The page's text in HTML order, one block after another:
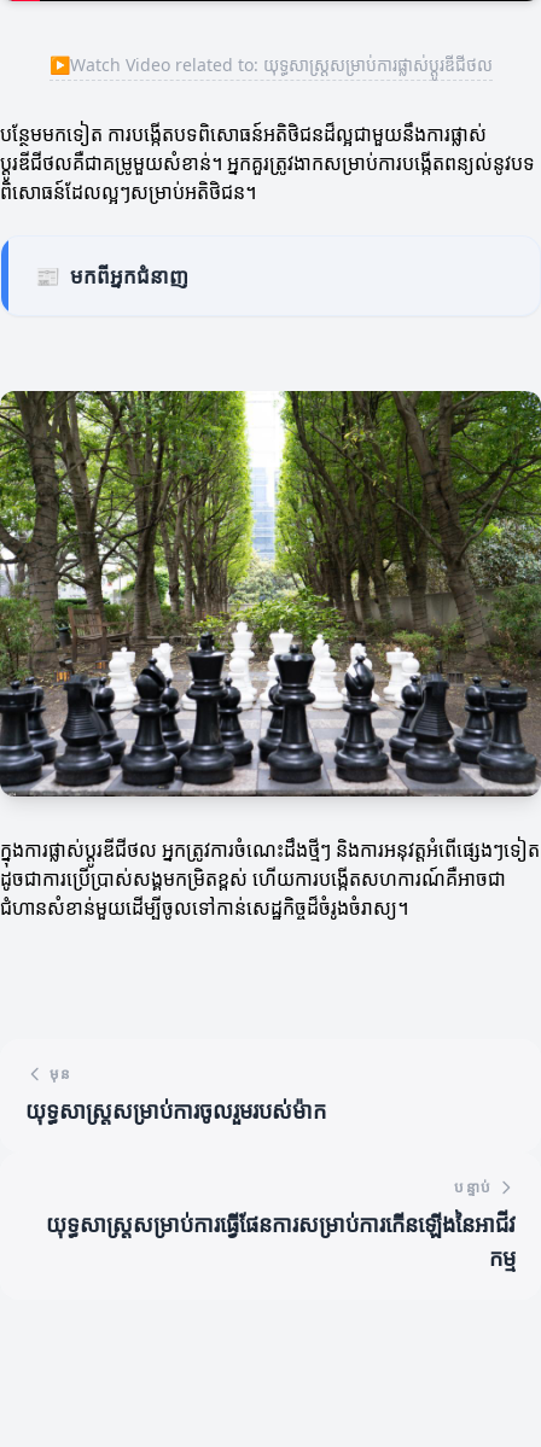
▶Watch Video related to: យុទ្ធសាស្ត្រសម្រាប់ការផ្លាស់ប្តូរឌីជីថល
បន្ថែមមកទៀត ការបង្កើតបទពិសោធន៍អតិថិជនដ៏ល្អជាមួយនឹងការផ្លាស់
ប្តូរឌីជីថលគឺជាគម្រូមួយសំខាន់។ អ្នកគួរត្រូវងាកសម្រាប់ការបង្កើតពន្យល់នូវបទ
ពិសោធន៍ដែលល្អៗសម្រាប់អតិថិជន។
📰 មកពីអ្នកជំនាញ
ក្នុងការផ្លាស់ប្តូរឌីជីថល អ្នកត្រូវការចំណេះដឹងថ្មីៗ និងការអនុវត្តអំពើផ្សេងៗទៀត
ដូចជាការប្រើប្រាស់សង្គមកម្រិតខ្ពស់ ហើយការបង្កើតសហការណ៍គឺអាចជា
ជំហានសំខាន់មួយដើម្បីចូលទៅកាន់សេដ្ឋកិច្ចដ៏ចំរូងចំរាស្យ។
មុន
យុទ្ធសាស្ត្រសម្រាប់ការចូលរួមរបស់ម៉ាក
បន្ទាប់
យុទ្ធសាស្ត្រសម្រាប់ការធ្វើផែនការសម្រាប់ការកើនឡើងនៃអាជីវ
កម្ម